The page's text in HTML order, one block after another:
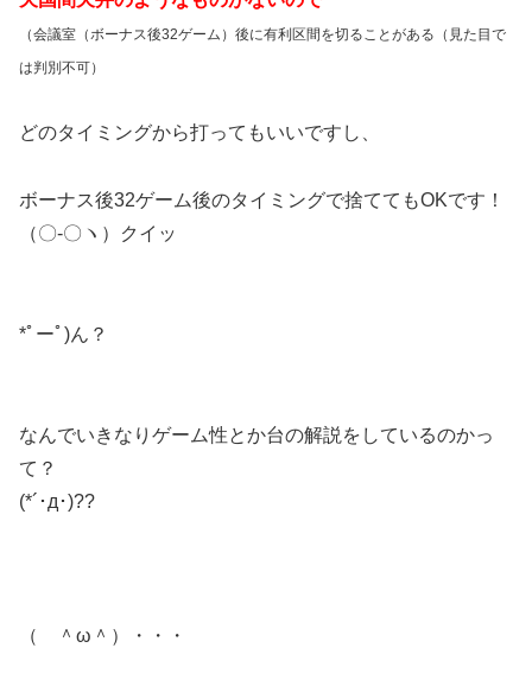
（会議室（ボーナス後32ゲーム）後に有利区間を切ることがある（見た目で
は判別不可）
どのタイミングから打ってもいいですし、
ボーナス後32ゲーム後のタイミングで捨ててもOKです！
（〇-〇ヽ）クイッ
*ﾟーﾟ)ん？
なんでいきなりゲーム性とか台の解説をしているのかっ
て？
(*´･д･)??
（ ＾ω＾）・・・